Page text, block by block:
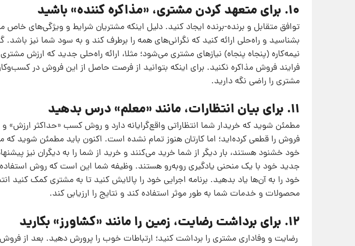
10. برای متعهد کردن مشتری، «مذاکره کننده» باشید
توافق متقابل و برنده-‌برنده ایجاد کنید. دلیل اینکه مشتریان شرایط و ویژگی‌های
بشناسید و راه‌حلی ارائه کنید که نگرانی‌های همه را برطرف کند و به‌ سود شما نیز باشد.
نیمه‌کاره (پنجاه پنجاه) نیازهای مشتری می‌شود؛ ‌مثلا، ارائه راه‌حلی جدید که ارزش
فرایند فروش مذاکره نکنید. برای اینکه بتوانید از فرصت حاصل از این فروش در
مشتری را راضی نگه دارید.
11. برای بیان انتظارات،‌ مانند «معلم» درس بدهید
مطمئن شوید که خریدار شما انتظاراتی واقع‌گرایانه دارد و روش کسب «حداکثر ارزش»
فروش را قطعی کرده‌اید؛ اما کارتان هنوز تمام نشده است. اکنون باید مطمئن شوید که
خود خشنود هستند، بار دیگر از شما خرید می‌کنند و خرید از شما را به دیگران نیز
جدید خود با یک منحنی یادگیری روبه‌رو هستند. وظیفه شما این است که روش
خود را به آن‌ها یاد بدهید. برنامه اجرایی خود را پالایش کنید تا به مشتری کمک کنید
محصولات و خدمات شما به‌ طور موثر استفاده کند و نتایج را ارزیابی کند.
12. برای برداشت رضایت، زمین را مانند «کشاورز» بکارید
رضایت و وفاداری مشتری را برداشت کنید؛ ارتباطات خوب را پرورش دهید. بعد از فروش